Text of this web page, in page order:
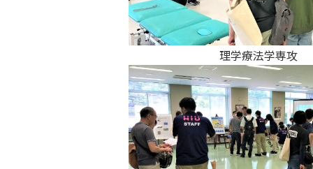
理学療法学専攻